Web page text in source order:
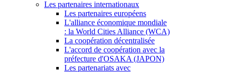
Les partenaires internationaux
Les partenaires européens
L'alliance économique mondiale
: la World Cities Alliance (WCA)
La coopération décentralisée
L'accord de coopération avec la
préfecture d'OSAKA (JAPON)
Les partenariats avec